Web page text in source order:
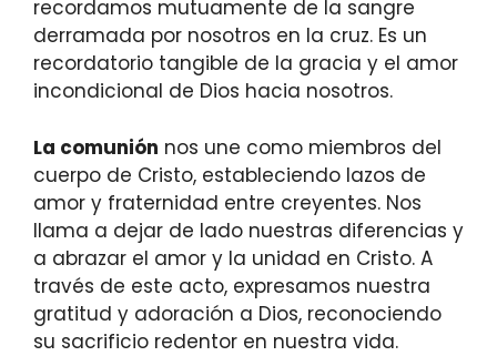
recordamos mutuamente de la sangre
derramada por nosotros en la cruz. Es un
recordatorio tangible de la gracia y el amor
incondicional de Dios hacia nosotros.
La comunión nos une como miembros del
cuerpo de Cristo, estableciendo lazos de
amor y fraternidad entre creyentes. Nos
llama a dejar de lado nuestras diferencias y
a abrazar el amor y la unidad en Cristo. A
través de este acto, expresamos nuestra
gratitud y adoración a Dios, reconociendo
su sacrificio redentor en nuestra vida.